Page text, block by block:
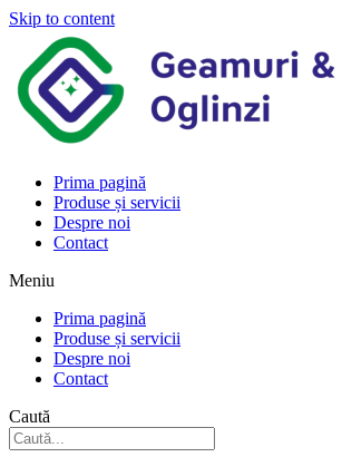
Skip to content
Prima pagină
Produse și servicii
Despre noi
Contact
Meniu
Prima pagină
Produse și servicii
Despre noi
Contact
Caută